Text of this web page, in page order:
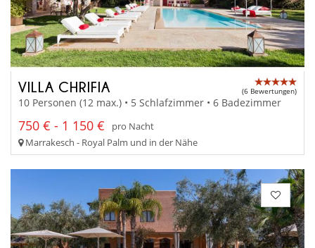
VILLA CHRIFIA (6 Bewertungen)
10 Personen (12 max.) • 5 Schlafzimmer • 6 Badezimmer
750 € - 1 150 €
pro Nacht
Marrakesch - Royal Palm und in der Nähe